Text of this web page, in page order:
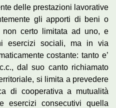
delle prestazioni lavorative
gli apporti di beni o
certo limitata ad uno, e
esercizi sociali, ma in via
costante: tanto e’
dal suo canto richiamato
si limita a prevedere
di cooperativa a mutualità
esercizi consecutivi quella